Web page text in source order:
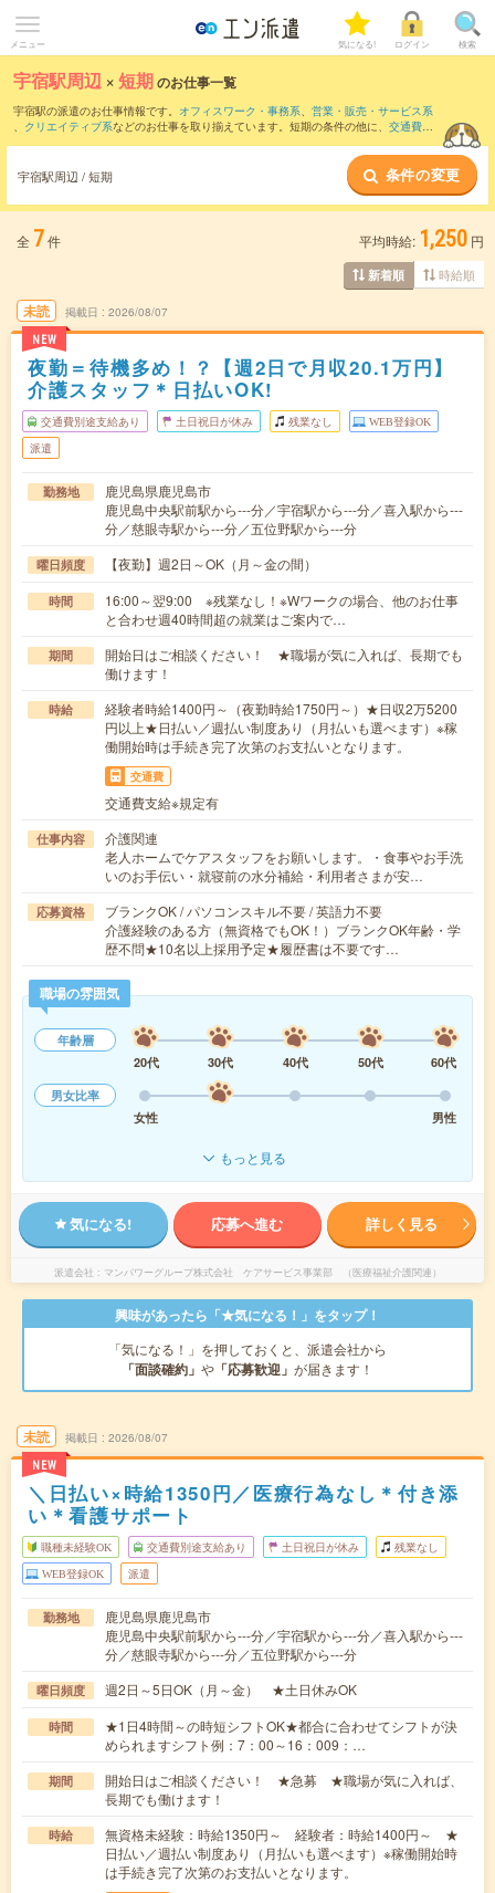
メニュー 気になる! ログイン 検索
宇宿駅周辺 ×短期のお仕事一覧
宇宿駅の派遣のお仕事情報です。 オフィスワーク・事務系、 営業・販売・サービス系
、 クリエイティブ系などのお仕事を取り揃えています。短期の条件の他に、 交通費別
宇宿駅周辺 / 短期 条件の変更
全 7件 平均時給: 1,250 円
新着順 時給順
未読
NEW
掲載日 2026/08/07
夜勤＝待機多め！？【週2日で月収20.1万円】
介護スタッフ＊日払いOK!
交通費別途支給あり 土日祝日が休み 残業なし WEB登録OK
派遣
勤務地
鹿児島県鹿児島市
鹿児島中央駅前駅から---分／宇宿駅から---分／喜入駅から---
分／慈眼寺駅から---分／五位野駅から---分
曜日頻度 【夜勤】週2日～OK（月～金の間）
時間
16:00～翌9:00 ※残業なし！※Wワークの場合、他のお仕事
と合わせ週40時間超の就業はご案内で…
期間
開始日はご相談ください！ ★職場が気に入れば、長期でも
働けます！
時給
経験者時給1400円～（夜勤時給1750円～）★日収2万5200
円以上★日払い／週払い制度あり（月払いも選べます）※稼
働開始時は手続き完了次第のお支払いとなります。
交通費
交通費支給※規定有
仕事内容
介護関連
老人ホームでケアスタッフをお願いします。・食事やお手洗
いのお手伝い・就寝前の水分補給・利用者さまが安…
応募資格
ブランクOK / パソコンスキル不要 / 英語力不要
介護経験のある方（無資格でもOK！）ブランクOK年齢・学
歴不問★10名以上採用予定★履歴書は不要です…
職場の雰囲気
年齢層
20代
30代 40代 50代
60代
男女比率
女性
男性
もっと見る
気になる! 応募へ進む 詳しく見る
派遣会社 マンパワーグループ株式会社 ケアサービス事業部 （医療福祉介護関連）
興味があったら「★気になる！」をタップ！
「気になる！」を押しておくと、派遣会社から
「面談確約」 や 「応募歓迎」 が届きます！
未読
NEW
掲載日 2026/08/07
＼日払い×時給1350円／医療行為なし＊付き添
い＊看護サポート
職種未経験OK 交通費別途支給あり 土日祝日が休み 残業なし
WEB登録OK 派遣
勤務地
鹿児島県鹿児島市
鹿児島中央駅前駅から---分／宇宿駅から---分／喜入駅から---
分／慈眼寺駅から---分／五位野駅から---分
曜日頻度 週2日～5日OK（月～金） ★土日休みOK
時間
★1日4時間～の時短シフトOK★都合に合わせてシフトが決
められますシフト例：7：00～16：009：…
期間
開始日はご相談ください！ ★急募 ★職場が気に入れば、
長期でも働けます！
時給
無資格未経験：時給1350円～ 経験者：時給1400円～ ★
日払い／週払い制度あり（月払いも選べます）※稼働開始時
は手続き完了次第のお支払いとなります。